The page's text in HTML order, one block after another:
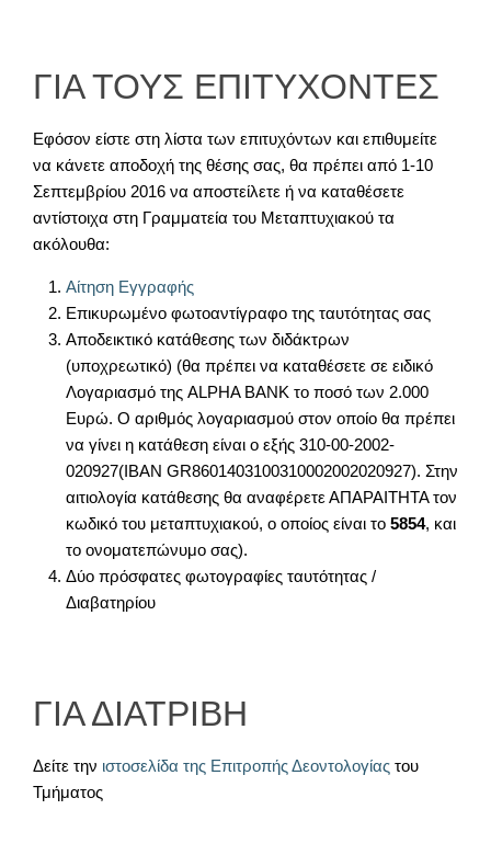
ΓΙΑ ΤΟΥΣ ΕΠΙΤΥΧΟΝΤΕΣ
Εφόσον είστε στη λίστα των επιτυχόντων και επιθυμείτε
να κάνετε αποδοχή της θέσης σας, θα πρέπει από 1-10
Σεπτεμβρίου 2016 να αποστείλετε ή να καταθέσετε
αντίστοιχα στη Γραμματεία του Μεταπτυχιακού τα
ακόλουθα:
Αίτηση Εγγραφής
Επικυρωμένο φωτοαντίγραφο της ταυτότητας σας
Αποδεικτικό κατάθεσης των διδάκτρων
(υποχρεωτικό) (θα πρέπει να καταθέσετε σε ειδικό
Λογαριασμό της ALPHA BANK το ποσό των 2.000
Ευρώ. Ο αριθμός λογαριασμού στον οποίο θα πρέπει
να γίνει η κατάθεση είναι ο εξής 310-00-2002-
020927(ΙΒΑΝ GR8601403100310002002020927). Στην
αιτιολογία κατάθεσης θα αναφέρετε ΑΠΑΡΑΙΤΗΤΑ τον
κωδικό του μεταπτυχιακού, ο οποίος είναι το 5854, και
το ονοματεπώνυμο σας).
Δύο πρόσφατες φωτογραφίες ταυτότητας /
Διαβατηρίου
ΓΙΑ ΔΙΑΤΡΙΒΗ
Δείτε την ιστοσελίδα της Επιτροπής Δεοντολογίας του
Τμήματος